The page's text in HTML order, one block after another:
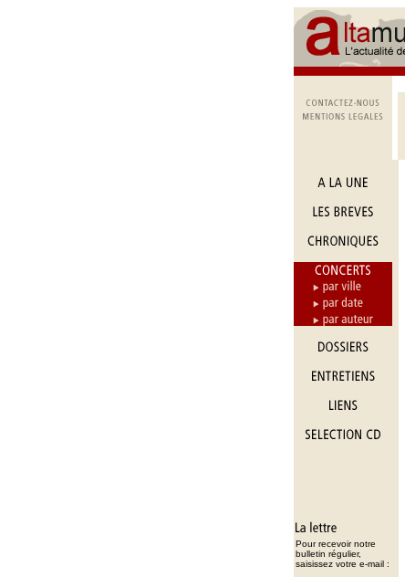
Pour recevoir notre
bulletin régulier,
saisissez votre e-mail :